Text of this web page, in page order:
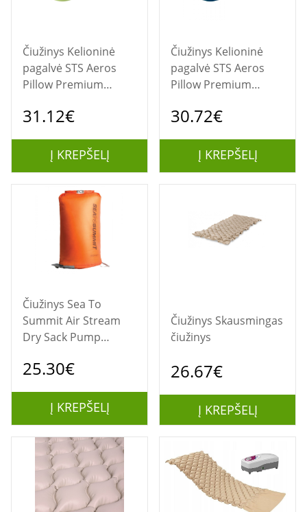
Čiužinys Kelioninė
pagalvė STS Aeros
Pillow Premium
31.12€
Į KREPŠELĮ
Čiužinys Kelioninė
pagalvė STS Aeros
Pillow Premium
30.72€
Į KREPŠELĮ
Čiužinys Sea To
Summit Air Stream
Dry Sack Pump
25.30€
Į KREPŠELĮ
Čiužinys Skausmingas
čiužinys
26.67€
Į KREPŠELĮ